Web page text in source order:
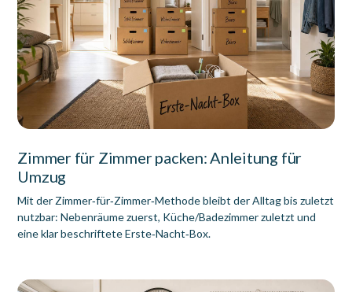
Zimmer für Zimmer packen: Anleitung für
Umzug
Mit der Zimmer‑für‑Zimmer‑Methode bleibt der Alltag bis zuletzt
nutzbar: Nebenräume zuerst, Küche/Badezimmer zuletzt und
eine klar beschriftete Erste‑Nacht‑Box.